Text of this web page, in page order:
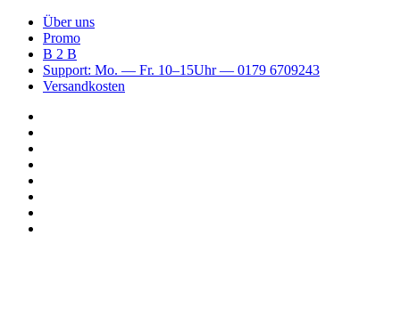
Über uns
Promo
B 2 B
Support: Mo. — Fr. 10–15Uhr — 0179 6709243
Versandkosten